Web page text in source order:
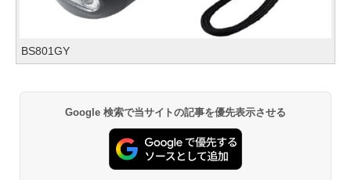
BS801GY
Google 検索で当サイトの記事を優先表示させる